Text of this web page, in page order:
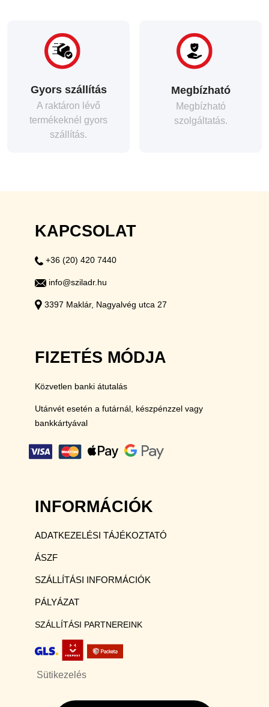
Gyors szállítás
A raktáron lévő
termékeknél gyors
szállítás.
Megbízható
Megbízható
szolgáltatás.
KAPCSOLAT
+36 (20) 420 7440
info@sziladr.hu
3397 Maklár, Nagyalvég utca 27
FIZETÉS MÓDJA
Közvetlen banki átutalás
Utánvét esetén a futárnál, készpénzzel vagy
bankkártyával
INFORMÁCIÓK
ADATKEZELÉSI TÁJÉKOZTATÓ
ÁSZF
SZÁLLÍTÁSI INFORMÁCIÓK
PÁLYÁZAT
SZÁLLÍTÁSI PARTNEREINK
Sütikezelés